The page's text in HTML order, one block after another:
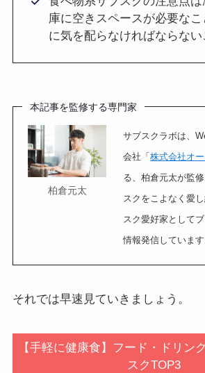
庫に空きスペースが必要な
に気を配らなければならな
本記事を監修する専門家
柏倉元太
サブスクラボは、
会社「株式会社オ
る、柏倉元太が監
スクをこよなく愛
スク愛好家として
情報発信しています
それでは早速見ていきましょう。
【手軽に健康食】フード・ドリン
スクTOP3